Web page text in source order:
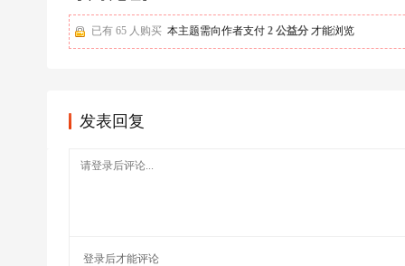
已有 65 人购买 本主题需向作者支付 2 公益分 才能浏览
发表回复
登录后才能评论